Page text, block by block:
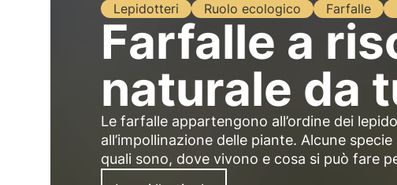
Lepidotteri Ruolo ecologico Farfalle
Farfalle a
naturale da
Le farfalle appartengono all’ordine dei
all’impollinazione delle piante. Alcune
quali sono, dove vivono e cosa si può fare